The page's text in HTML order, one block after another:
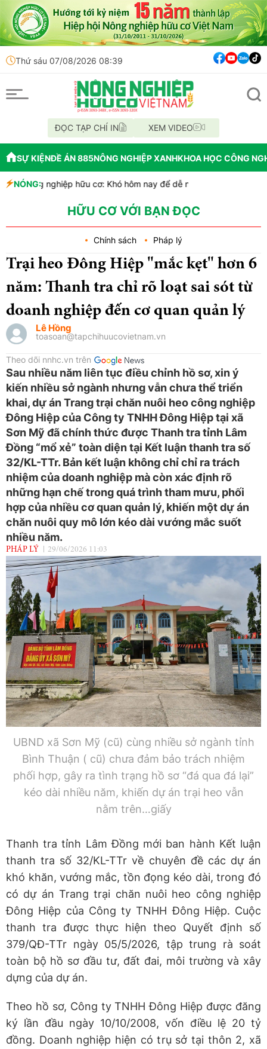
Thứ sáu 07/08/2026 08:39
ĐỌC TẠP CHÍ IN XEM VIDEO
SỰ KIỆNĐỀ ÁN 885NÔNG NGHIỆP XANHKHOA HỌC CÔNG
NÓNG:
nghiệp hữu cơ: Khó hôm nay để dễ ngày mai
Người dân tự nguyện giao nộp trăn gấm quý hiếm để thả về tự
HỮU CƠ VỚI BẠN ĐỌC
Chính sách Pháp lý
Trại heo Đông Hiệp "mắc kẹt" hơn 6
năm: Thanh tra chỉ rõ loạt sai sót từ
doanh nghiệp đến cơ quan quản lý
Lê Hồng
toasoan@tapchihuucovietnam.vn
Theo dõi nnhc.vn trên
Sau nhiều năm liên tục điều chỉnh hồ sơ, xin ý
kiến nhiều sở ngành nhưng vẫn chưa thể triển
khai, dự án Trang trại chăn nuôi heo công nghiệp
Đông Hiệp của Công ty TNHH Đông Hiệp tại xã
Sơn Mỹ đã chính thức được Thanh tra tỉnh Lâm
Đồng “mổ xẻ” toàn diện tại Kết luận thanh tra số
32/KL-TTr. Bản kết luận không chỉ chỉ ra trách
nhiệm của doanh nghiệp mà còn xác định rõ
những hạn chế trong quá trình tham mưu, phối
hợp của nhiều cơ quan quản lý, khiến một dự án
chăn nuôi quy mô lớn kéo dài vướng mắc suốt
nhiều năm.
PHÁP LÝ 29/06/2026 11:03
UBND xã Sơn Mỹ (cũ) cùng nhiều sở ngành tỉnh
Bình Thuận ( cũ) chưa đảm bảo trách nhiệm
phối hợp, gây ra tình trạng hồ sơ “đá qua đá lại”
kéo dài nhiều năm, khiến dự án trại heo vẫn
nằm trên…giấy
Thanh tra tỉnh Lâm Đồng mới ban hành Kết luận
thanh tra số 32/KL-TTr về chuyên đề các dự án
khó khăn, vướng mắc, tồn đọng kéo dài, trong đó
có dự án Trang trại chăn nuôi heo công nghiệp
Đông Hiệp của Công ty TNHH Đông Hiệp. Cuộc
thanh tra được thực hiện theo Quyết định số
379/QĐ-TTr ngày 05/5/2026, tập trung rà soát
toàn bộ hồ sơ đầu tư, đất đai, môi trường và xây
dựng của dự án.
Theo hồ sơ, Công ty TNHH Đông Hiệp được đăng
ký lần đầu ngày 10/10/2008, vốn điều lệ 20 tỷ
đồng. Doanh nghiệp hiện có trụ sở tại thôn 2, xã